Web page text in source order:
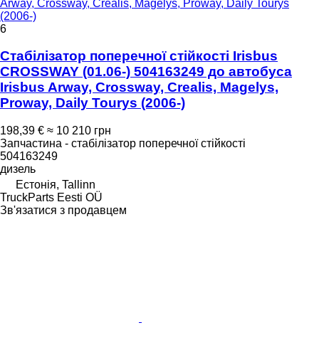
Arway, Crossway, Crealis, Magelys, Proway, Daily Tourys
(2006-)
6
Стабілізатор поперечної стійкості Irisbus
CROSSWAY (01.06-) 504163249 до автобуса
Irisbus Arway, Crossway, Crealis, Magelys,
Proway, Daily Tourys (2006-)
198,39 € ≈ 10 210 грн
Запчастина - стабілізатор поперечної стійкості
504163249
дизель
Естонія, Tallinn
TruckParts Eesti OÜ
Зв'язатися з продавцем